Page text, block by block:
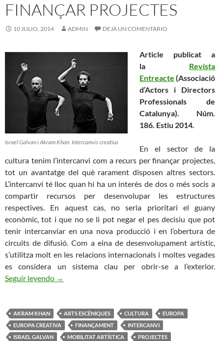
FINANÇAR PROJECTES
10 JULIO, 2014 ADMIN DEJA UN COMENTARIO
Israel Galvan i Akram Khan. Intercanvis creatius
Article publicat a
la Revista
Entreacte (Associació
d’Actors i Directors
Professionals de
Catalunya). Núm.
186. Estiu 2014.
En el sector de la
cultura tenim l’intercanvi com a recurs per finançar projectes,
tot un avantatge del què rarament disposen altres sectors.
L’intercanvi té lloc quan hi ha un interès de dos o més socis a
compartir recursos per desenvolupar les estructures
respectives. En aquest cas, no seria prioritari el guany
econòmic, tot i que no se li pot negar el pes decisiu que pot
tenir intercanviar en una nova producció i en l’obertura de
circuits de difusió. Com a eina de desenvolupament artístic,
s’utilitza molt en les relacions internacionals i moltes vegades
es considera un sistema clau per obrir-se a l’exterior.
Seguir leyendo L’Intercanvi Internacional per Finançar Projectes
→
AKRAM KHAN ARTS ESCÈNIQUES CULTURA
EUROPA
EUROPA CREATIVA
FINANÇAMENT
INTERCANVI
ISRAEL GALVAN
MOBILITAT ARTÍSTICA
PROJECTES